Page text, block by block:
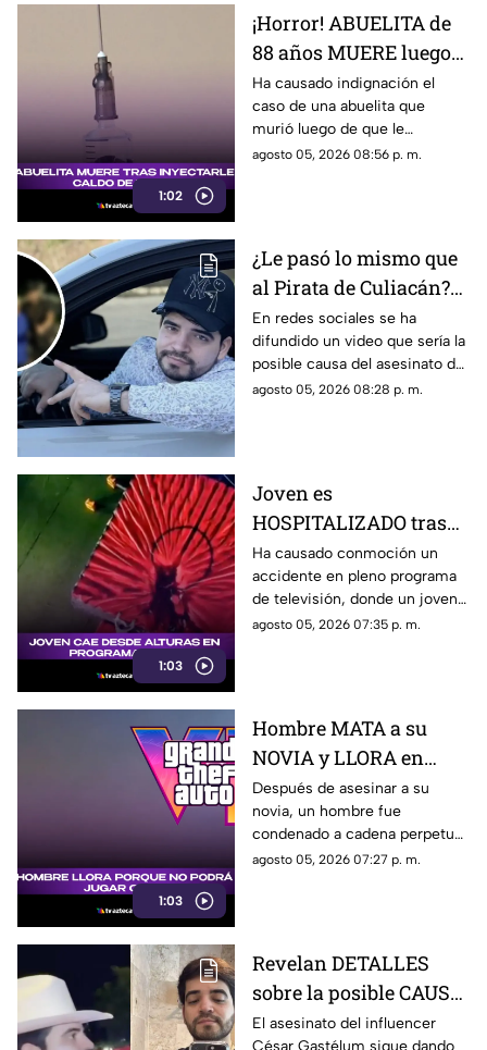
1:02
¡Horror! ABUELITA de
88 años MUERE luego
de que le INYECTARAN
CALDO de pollo
Ha causado indignación el
caso de una abuelita que
murió luego de que le
inyectaran caldo de pollo,
agosto 05, 2026 08:56 p. m.
¿Le pasó lo mismo que
al Pirata de Culiacán?
Revelan VIDEO que
podría ser la causa del
asesinato de César
Gastélum
En redes sociales se ha
difundido un video que sería la
posible causa del asesinato del
influencer César Gastélum,
agosto 05, 2026 08:28 p. m.
1:03
Joven es
HOSPITALIZADO tras
caer desde 8 metros de
altura en programa de
televisión (+VIDEO)
Ha causado conmoción un
accidente en pleno programa
de televisión, donde un joven
sufrió una caída y terminó
agosto 05, 2026 07:35 p. m.
1:03
Hombre MATA a su
NOVIA y LLORA en
prisión por no poder
jugar GTA; así fue
captado (+VIDEO)
Después de asesinar a su
novia, un hombre fue
condenado a cadena perpetua
y lloró, aunque no por lo
agosto 05, 2026 07:27 p. m.
Revelan DETALLES
sobre la posible CAUSA
del ASESINATO de
El asesinato del influencer